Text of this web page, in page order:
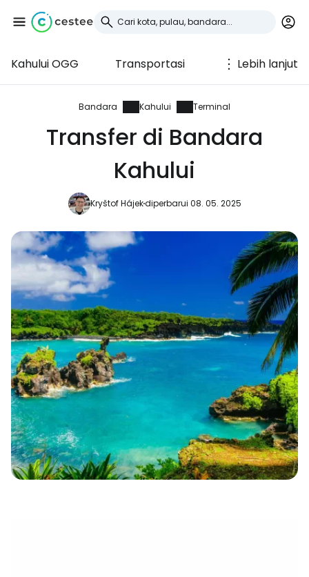
Kahului OGG Transportasi Lebih lanjut
Bandara Kahului Terminal
Transfer di Bandara
Kahului
Kryštof Hájekdiperbarui 08. 05. 2025
Masuk ke Cestee
... komunitas perjalanan di seluruh dunia
Lanjutkan dengan Facebook
Lanjutkan dengan email